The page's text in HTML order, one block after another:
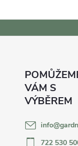
info@
722 530